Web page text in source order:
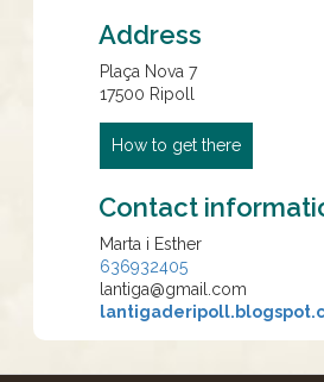
Address
Plaça Nova 7
17500 Ripoll
How to get there
Contact
Marta i Esther
636932405
lantiga@gmail.com